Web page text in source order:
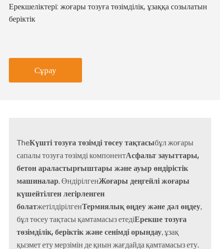
Ерекшеліктері: жоғары тозуға төзімділік, ұзаққа созылатын
беріктік
Сұрау
TheКүшті тозуға төзімді төсеу тақтасыбұл жоғары
сапалы тозуға төзімді компонентАсфальт зауыттары,
бетон араластырғыштары және ауыр өндірістік
машиналар . ӨндірілгенЖоғары деңгейлі жоғары
күшейтілген легірленген
болатжетілдірілгенТермиялық өңдеу және дәл өңдеу
бұл төсеу тақтасы қамтамасыз етедіЕрекше тозуға
төзімділік, беріктік және сенімді орындау , ұзақ
қызмет ету мерзімін де қиын жағдайда қамтамасыз ету.